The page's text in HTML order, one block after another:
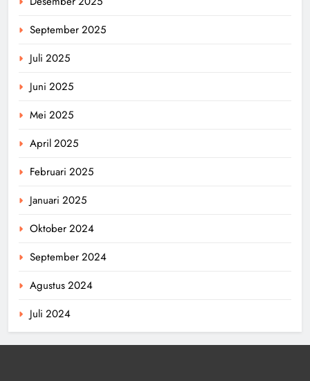
September 2025
Juli 2025
Juni 2025
Mei 2025
April 2025
Februari 2025
Januari 2025
Oktober 2024
September 2024
Agustus 2024
Juli 2024